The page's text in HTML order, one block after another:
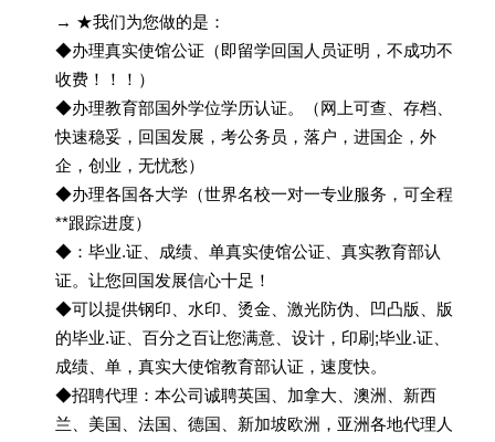
→ ★我们为您做的是：
◆办理真实使馆公证（即留学回国人员证明，不成功不
收费！！！）
◆办理教育部国外学位学历认证。（网上可查、存档、
快速稳妥，回国发展，考公务员，落户，进国企，外
企，创业，无忧愁）
◆办理各国各大学（世界名校一对一专业服务，可全程
**跟踪进度）
◆：毕业.证、成绩、单真实使馆公证、真实教育部认
证。让您回国发展信心十足！
◆可以提供钢印、水印、烫金、激光防伪、凹凸版、版
的毕业.证、百分之百让您满意、设计，印刷;毕业.证、
成绩、单，真实大使馆教育部认证，速度快。
◆招聘代理：本公司诚聘英国、加拿大、澳洲、新西
兰、美国、法国、德国、新加坡欧洲，亚洲各地代理人